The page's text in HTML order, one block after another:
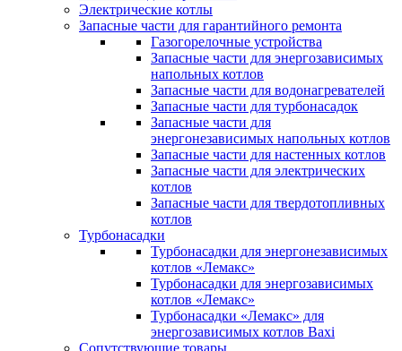
Электрические котлы
Запасные части для гарантийного ремонта
Газогорелочные устройства
Запасные части для энергозависимых
напольных котлов
Запасные части для водонагревателей
Запасные части для турбонасадок
Запасные части для
энергонезависимых напольных котлов
Запасные части для настенных котлов
Запасные части для электрических
котлов
Запасные части для твердотопливных
котлов
Турбонасадки
Турбонасадки для энергонезависимых
котлов «Лемакс»
Турбонасадки для энергозависимых
котлов «Лемакс»
Турбонасадки «Лемакс» для
энергозависимых котлов Baxi